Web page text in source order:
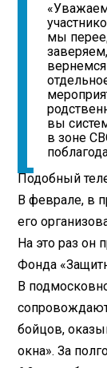
мы
вы
в зоне
Подобный
В феврале, в
его
На это раз он
Фонда
В
бойцов,
окна». За